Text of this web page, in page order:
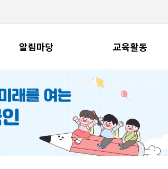
알림마당 교육활동